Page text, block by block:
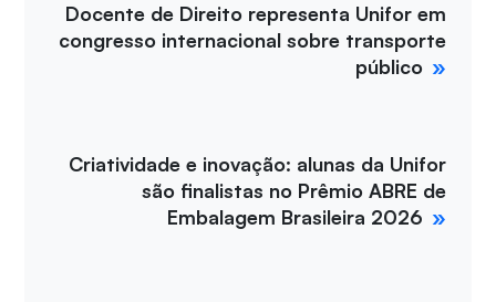
Docente de Direito representa Unifor em
congresso internacional sobre transporte
público
Criatividade e inovação: alunas da Unifor
são finalistas no Prêmio ABRE de
Embalagem Brasileira 2026